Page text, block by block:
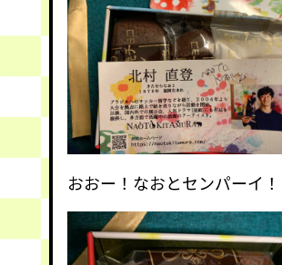
おおー！なおとセンパーイ！